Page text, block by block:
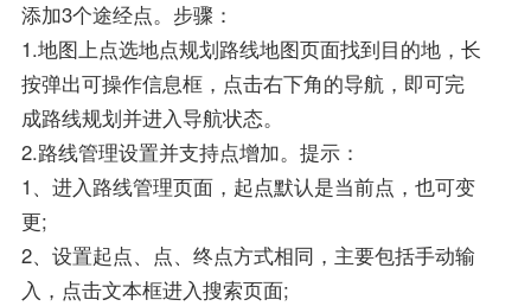
添加3个途经点。步骤：
1.地图上点选地点规划路线地图页面找到目的地，长
按弹出可操作信息框，点击右下角的导航，即可完
成路线规划并进入导航状态。
2.路线管理设置并支持点增加。提示：
1、进入路线管理页面，起点默认是当前点，也可变
更;
2、设置起点、点、终点方式相同，主要包括手动输
入，点击文本框进入搜索页面;